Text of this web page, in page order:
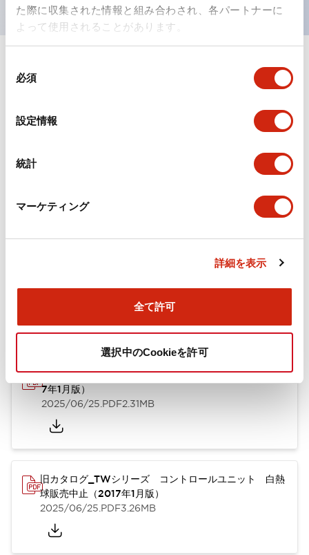
た際に収集された情報と組み合わされ、各パートナーに
よって使用されることがあります。
必須
設定情報
統計
マーケティング
詳細を表示
全て許可
選択中のCookieを許可
ドキュメントとファイル
カタログ
旧カタログ_TWシリーズ コントロールユニット（202
2.69MB
旧カタログ_TWシリーズ コントロールユニット（201
7年1月版）
2025/06/25.PDF2.31MB
旧カタログ_TWシリーズ コントロールユニット 白熱
球販売中止（2017年1月版）
2025/06/25.PDF3.26MB